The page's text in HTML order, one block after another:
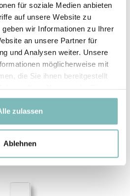
für soziale Medien anbieten
auf unsere Website zu
wir Informationen zu Ihrer
an unsere Partner für
und Analysen weiter. Unsere
möglicherweise mit
die Sie ihnen bereitgestellt
zulassen
Ablehnen
€ 17,60
ml (€ 880,00 / l)
25 % Beauty-Vorteil